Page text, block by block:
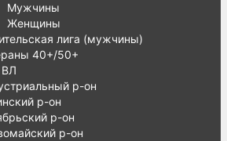
Мужчины
Женщины
лига (мужчины)
40+/50+
ВЛ
р-он
р-он
р-он
р-он